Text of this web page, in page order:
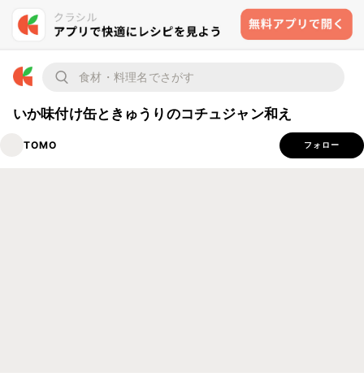
いか味付け缶ときゅうりのコチュジャン和え
TOMO フォロー